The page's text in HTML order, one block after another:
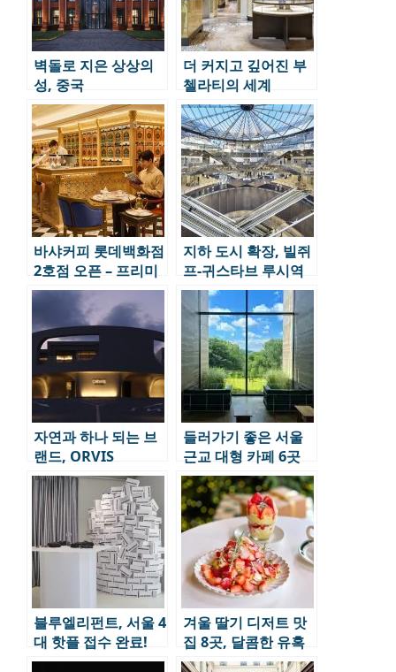
벽돌로 지은 상상의
성, 중국
‘Zhongshuge 톈진
서점’의 공간 디자인
더 커지고 깊어진 부
첼라티의 세계
바샤커피 롯데백화점
2호점 오픈 – 프리미
엄 커피 바를 경험하
지하 도시 확장, 빌쥐
프-귀스타브 루시역
자연과 하나 되는 브
랜드, ORVIS
들러가기 좋은 서울
근교 대형 카페 6곳
블루엘리펀트, 서울 4
대 핫플 접수 완료!
겨울 딸기 디저트 맛
집 8곳, 달콤한 유혹
이 시작된다.